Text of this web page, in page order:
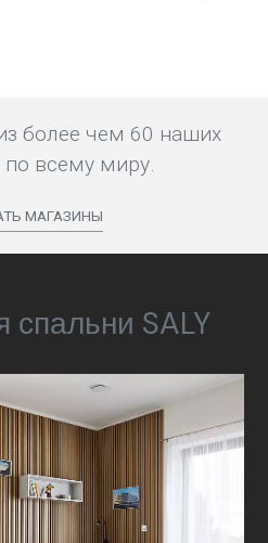
более чем 60 наших
по всему миру.
МАГАЗИНЫ
спальни SALY